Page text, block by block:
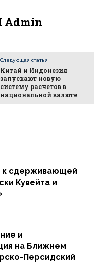
к сдерживающей
Кувейта и
и
на Ближнем
Персидский
Admin
Следующая статья
Китай и Индонезия
запускают новую
систему расчетов в
национальной валюте